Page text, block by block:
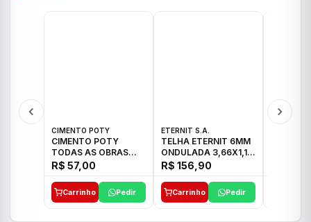
CIMENTO POTY
CIMENTO POTY
TODAS AS OBRAS
50KG CP-II F/32
R$ 57,00
Carrinho Pedir
ETERNIT S.A.
TELHA ETERNIT 6MM
ONDULADA 3,66X1,10
48,80KG
R$ 156,90
Carrinho Pedir